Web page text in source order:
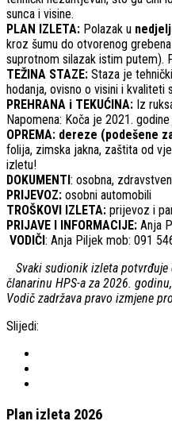
sunca i visine.
PLAN IZLETA: Polazak u
kroz šumu do otvorenog
suprotnom silazak istim putem).
TEŽINA STAZE: Staza je
hodanja, ovisno o visini i kvaliteti
PREHRANA i TEKUĆINA: Iz
Napomena: Koča je 2021.
OPREMA: dereze (podešene
folija, zimska jakna, zaštita od
izletu!
DOKUMENTI: osobna,
PRIJEVOZ: osobni automobili
TROŠKOVI IZLETA: prijevoz i
PRIJAVE I INFORMACIJE: Anja
VODIČI: Anja Piljek mob: 091
Svaki sudionik izleta
članarinu HPS-a za 2026.
Vodič zadržava pravo izmjene
Slijedi:
Plan izleta 2026